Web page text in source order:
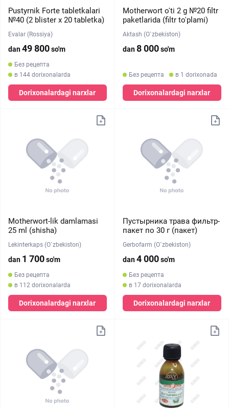
Pustyrnik Forte tabletkalari
№40 (2 blister х 20 tabletka)
Evalar (Rossiya)
dan49 800so'm
Без рецепта
в 144 dorixonalarda
Dorixonalardagi narxlar
Motherwort o'ti 2 g №20 filtr
paketlarida (filtr to'plami)
Aktash (O`zbekiston)
dan8 000so'm
Без рецепта в 1 dorixonada
Dorixonalardagi narxlar
Motherwort-lik damlamasi
25 ml (shisha)
Lekinterkaps (O`zbekiston)
dan 1 700so'm
Без рецепта
в 112 dorixonalarda
Dorixonalardagi narxlar
Пустырника трава фильтр-
пакет по 30 г (пакет)
Gerbofarm (O`zbekiston)
dan4 000so'm
Без рецепта
в 17 dorixonalarda
Dorixonalardagi narxlar